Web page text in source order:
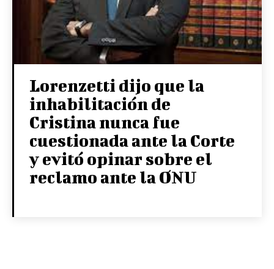
Lorenzetti dijo que la
inhabilitación de
Cristina nunca fue
cuestionada ante la Corte
y evitó opinar sobre el
reclamo ante la ONU